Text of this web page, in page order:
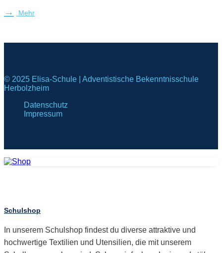
Mehr
© 2025 Elisa-Schule | Adventistische Bekenntnisschule
Herbolzheim
Datenschutz
Impressum
Schulshop
In unserem Schulshop findest du diverse attraktive und
hochwertige Textilien und Utensilien, die mit unserem